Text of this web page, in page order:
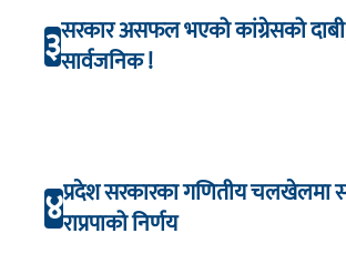
३सरकार असफल भएको कांग्रेसको
सार्वजनिक !
४प्रदेश सरकारका गणितीय चलखेलमा
राप्रपाको निर्णय